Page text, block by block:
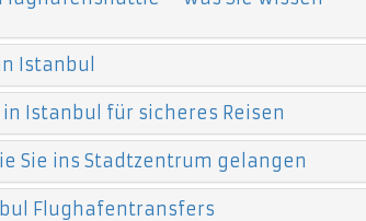
Istanbul
Istanbul für sicheres Reisen
Sie ins Stadtzentrum gelangen
Flughafentransfers